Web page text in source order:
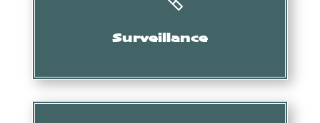
Surveillance
Collecte d’informations, de preuves, etc.